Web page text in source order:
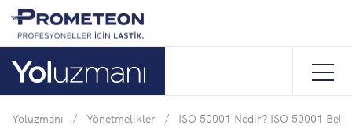
Yoluzmanı / Yönetmelikler / ISO 50001 Nedir? ISO 50001